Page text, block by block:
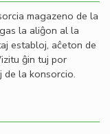
magazeno de la
la aliĝon al la
establoj, aĉeton de
ĝin tuj por
de la konsorcio.